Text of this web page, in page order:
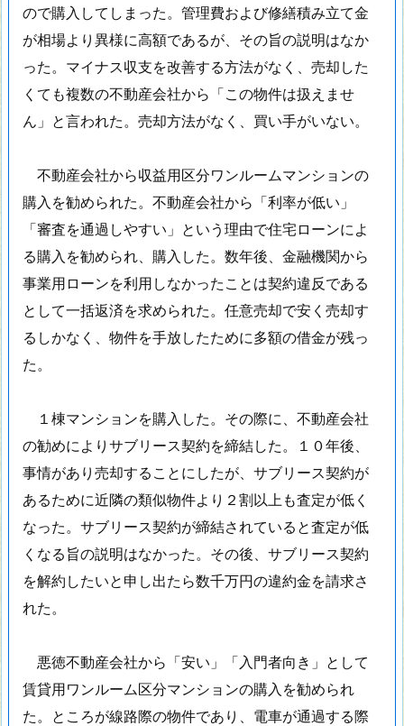
ので購入してしまった。管理費および修繕積み立て金
が相場より異様に高額であるが、その旨の説明はなか
った。マイナス収支を改善する方法がなく、売却した
くても複数の不動産会社から「この物件は扱えませ
ん」と言われた。売却方法がなく、買い手がいない。
不動産会社から収益用区分ワンルームマンションの
購入を勧められた。不動産会社から「利率が低い」
「審査を通過しやすい」という理由で住宅ローンによ
る購入を勧められ、購入した。数年後、金融機関から
事業用ローンを利用しなかったことは契約違反である
として一括返済を求められた。任意売却で安く売却す
るしかなく、物件を手放したために多額の借金が残っ
た。
１棟マンションを購入した。その際に、不動産会社
の勧めによりサブリース契約を締結した。１０年後、
事情があり売却することにしたが、サブリース契約が
あるために近隣の類似物件より２割以上も査定が低く
なった。サブリース契約が締結されていると査定が低
くなる旨の説明はなかった。その後、サブリース契約
を解約したいと申し出たら数千万円の違約金を請求さ
れた。
悪徳不動産会社から「安い」「入門者向き」として
賃貸用ワンルーム区分マンションの購入を勧められ
た。ところが線路際の物件であり、電車が通過する際